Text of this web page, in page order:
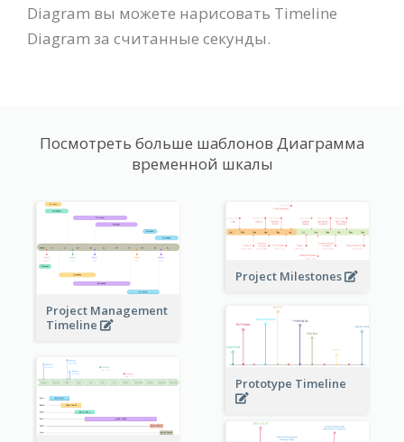
Diagram вы можете нарисовать Timeline
Diagram за считанные секунды.
Посмотреть больше шаблонов Диаграмма
временной шкалы
Project Management
Timeline
Project Milestones
Prototype Timeline